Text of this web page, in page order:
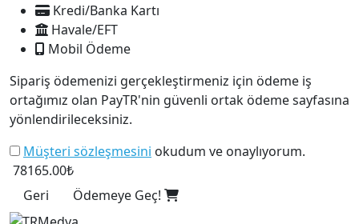
Kredi/Banka Kartı
Havale/EFT
Mobil Ödeme
Sipariş ödemenizi gerçekleştirmeniz için ödeme iş
ortağımız olan PayTR'nin güvenli ortak ödeme sayfasına
yönlendirileceksiniz.
Müşteri sözleşmesini okudum ve onaylıyorum.
78165.00₺
Geri
Ödemeye Geç!